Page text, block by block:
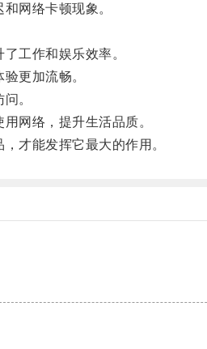
网络卡顿现象。
工作和娱乐效率。
更加流畅。
。
网络，提升生活品质。
才能发挥它最大的作用。